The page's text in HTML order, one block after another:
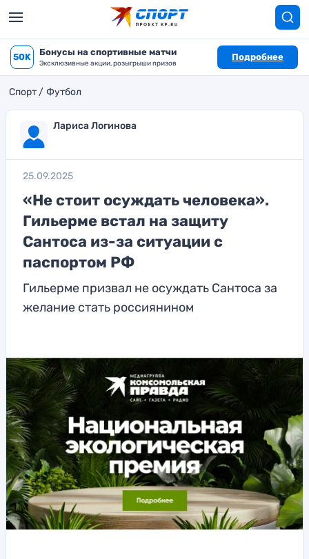
50K Бонусы на спортивные матчи
Эксклюзивные акции, розыгрыши призов
Подробнее
Спорт Футбол
Лариса Логинова
25.09.2025
«Не стоит осуждать человека».
Гильерме встал на защиту
Сантоса из-за ситуации с
паспортом РФ
Гильерме призвал не осуждать Сантоса за
желание стать россиянином